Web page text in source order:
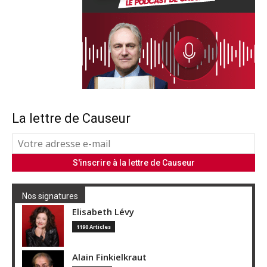
La lettre de Causeur
Nos signatures
Elisabeth Lévy
1190 Articles
Alain Finkielkraut